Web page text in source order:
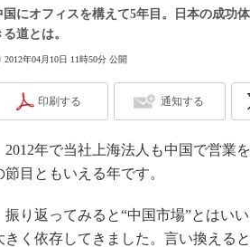
国にオフィスを構えて5年目。日本の成功
る道とは。
2012年04月10日 11時50分 公開
印刷する 通知する
年で当社上海法人も中国で営業
節目ともいえる年です。
り返ってみると“中国市場”とはい
きく依存してきました。言い換える